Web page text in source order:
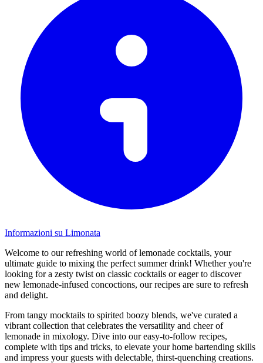
Informazioni su Limonata
Welcome to our refreshing world of lemonade cocktails, your
ultimate guide to mixing the perfect summer drink! Whether you're
looking for a zesty twist on classic cocktails or eager to discover
new lemonade-infused concoctions, our recipes are sure to refresh
and delight.
From tangy mocktails to spirited boozy blends, we've curated a
vibrant collection that celebrates the versatility and cheer of
lemonade in mixology. Dive into our easy-to-follow recipes,
complete with tips and tricks, to elevate your home bartending skills
and impress your guests with delectable, thirst-quenching creations.